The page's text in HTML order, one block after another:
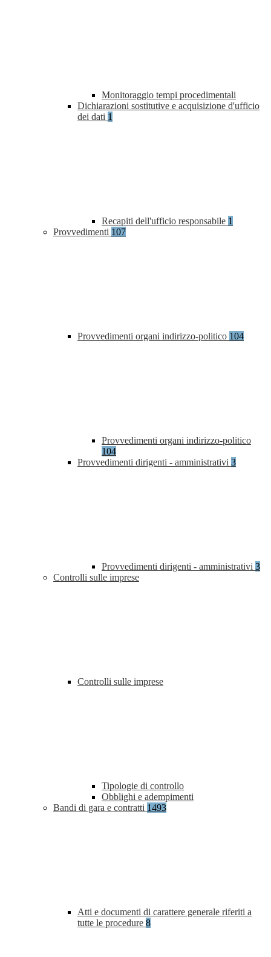
Monitoraggio tempi procedimentali
Dichiarazioni sostitutive e acquisizione d'ufficio
dei dati 1
Recapiti dell'ufficio responsabile 1
Provvedimenti 107
Provvedimenti organi indirizzo-politico 104
Provvedimenti organi indirizzo-politico
104
Provvedimenti dirigenti - amministrativi 3
Provvedimenti dirigenti - amministrativi 3
Controlli sulle imprese
Controlli sulle imprese
Tipologie di controllo
Obblighi e adempimenti
Bandi di gara e contratti 1493
Atti e documenti di carattere generale riferiti a
tutte le procedure 8